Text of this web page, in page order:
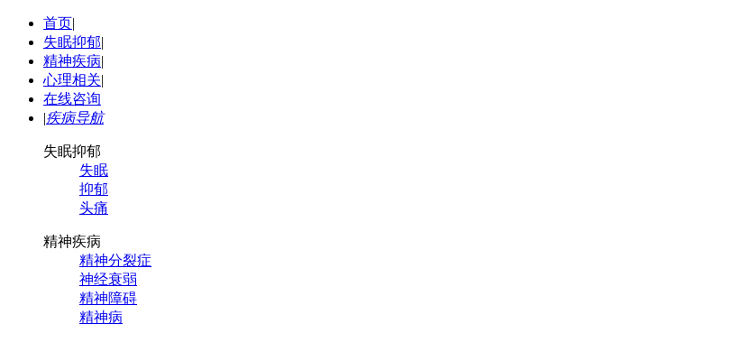
首页|
失眠抑郁|
精神疾病|
心理相关|
在线咨询
|疾病导航
失眠抑郁
失眠
抑郁
头痛
精神疾病
精神分裂症
神经衰弱
精神障碍
精神病